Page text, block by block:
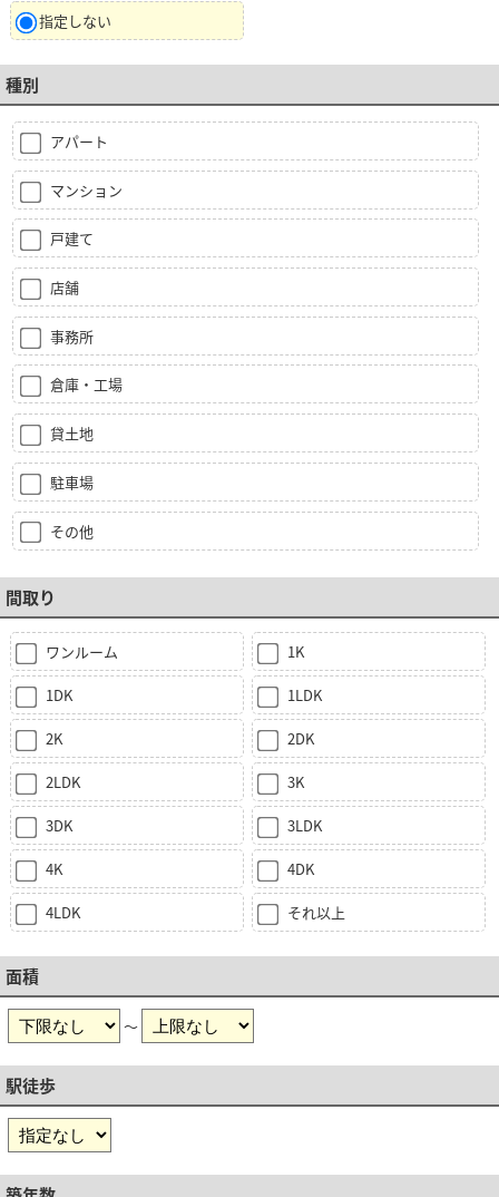
指定しない
種別
アパート
マンション
戸建て
店舗
事務所
倉庫・工場
貸土地
駐車場
その他
間取り
ワンルーム 1K
1DK 1LDK
2K 2DK
2LDK 3K
3DK 3LDK
4K 4DK
4LDK それ以上
面積
～
駅徒歩